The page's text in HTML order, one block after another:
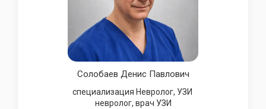
Солобаев Денис Павлович
специализация Невролог, УЗИ
невролог, врач УЗИ